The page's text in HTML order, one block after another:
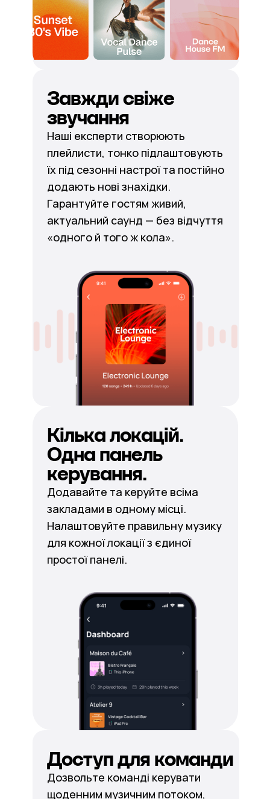
Завжди свіже
звучання
Наші експерти створюють
плейлисти, тонко підлаштовують
їх під сезонні настрої та постійно
додають нові знахідки.
Гарантуйте гостям живий,
актуальний саунд — без відчуття
«одного й того ж кола».
Кілька локацій.
Одна панель
керування.
Додавайте та керуйте всіма
закладами в одному місці.
Налаштовуйте правильну музику
для кожної локації з єдиної
простої панелі.
Доступ для команди
Дозвольте команді керувати
щоденним музичним потоком,